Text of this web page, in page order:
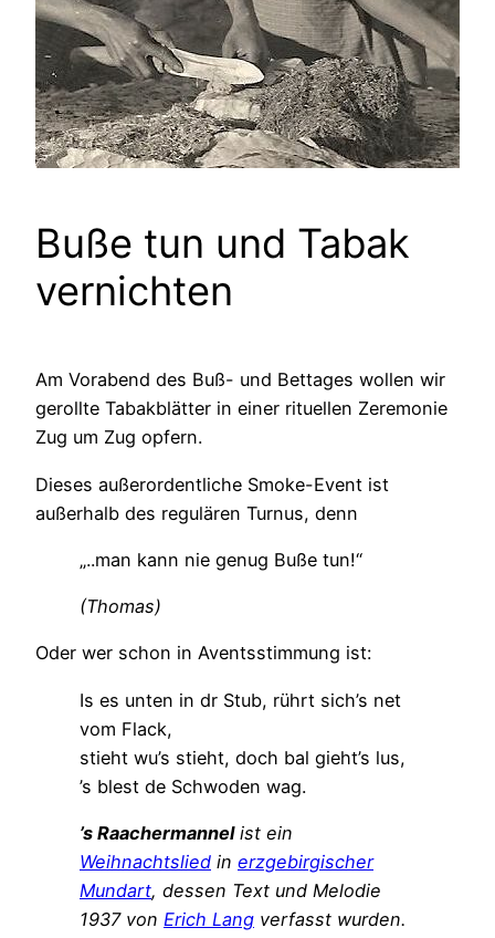
Buße tun und Tabak
vernichten
Am Vorabend des Buß- und Bettages wollen wir
gerollte Tabakblätter in einer rituellen Zeremonie
Zug um Zug opfern.
Dieses außerordentliche Smoke-Event ist
außerhalb des regulären Turnus, denn
„..man kann nie genug Buße tun!“
(Thomas)
Oder wer schon in Aventsstimmung ist:
Is es unten in dr Stub, rührt sich’s net
vom Flack,
stieht wu’s stieht, doch bal gieht’s lus,
’s blest de Schwoden wag.
’s Raachermannelist ein
Weihnachtslied in erzgebirgischer
Mundart, dessen Text und Melodie
1937 von Erich Lang verfasst wurden.